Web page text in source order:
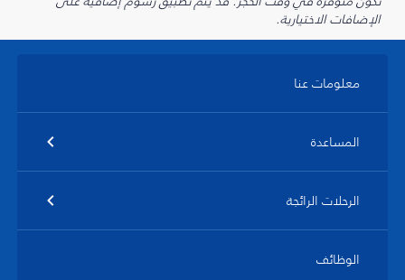
الإضافات الاختيارية.
معلومات عنا
المساعدة
الرحلات الرائجة
الوظائف